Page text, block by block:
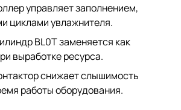
управляет заполнением,
циклами увлажнителя.
BL0T заменяется как
выработке ресурса.
снижает слышимость
работы оборудования.